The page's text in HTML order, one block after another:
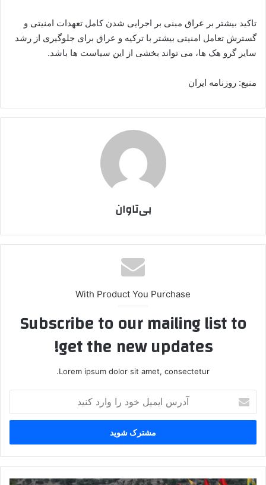
تاکید بیشتر بر عراق مبنی بر اجرایی شدن کامل تعهدات امنیتی و
گسترش تعامل امنیتی بیشتر با ترکیه و عراق برای جلوگیری از رشد
سایر گرو هک ها، می تواند بخشی از این سیاست ها باشد.
منبع: روزنامه ایران
بی‌تاوان
With Product You Purchase
Subscribe to our mailing list to
get the new updates!
Lorem ipsum dolor sit amet, consectetur.
ر
ا
ی